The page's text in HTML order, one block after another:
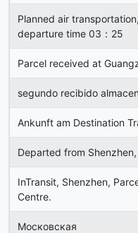
Planned air
departure time 03：25
Parcel received at
segundo recibido
Ankunft am Destination
Departed from
InTransit, Shenzhen,
Centre.
Московская